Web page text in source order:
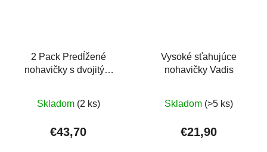
2 Pack Predĺžené
nohavičky s dvojitým
hodnotenie
produktu
Skladom (2 ks)
€43,70
Vysoké sťahujúce
nohavičky Vadis
hodnotenie
produktu
Skladom (>5 ks)
€21,90